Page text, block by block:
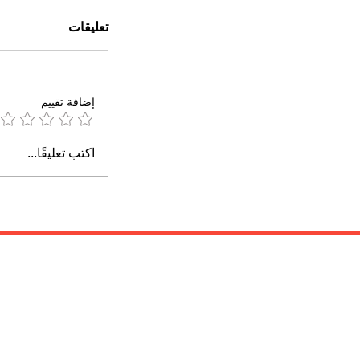
تعليقات
إضافة تقييم
اكتب تعليقًا...